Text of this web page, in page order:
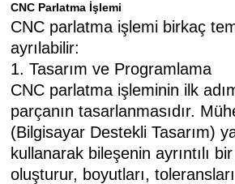
CNC Parlatma İşlemi
CNC parlatma işlemi birkaç
ayrılabilir:
1. Tasarım ve Programlama
CNC parlatma işleminin ilk
parçanın tasarlanmasıdır.
(Bilgisayar Destekli Tasarım)
kullanarak bileşenin ayrıntılı
oluşturur, boyutları,